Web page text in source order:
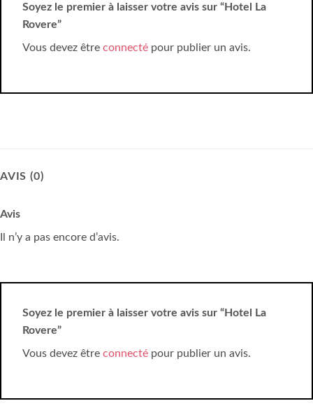
Soyez le premier à laisser votre avis sur “Hotel La
Rovere”
Vous devez être connecté pour publier un avis.
AVIS (0)
Avis
Il n’y a pas encore d’avis.
Soyez le premier à laisser votre avis sur “Hotel La
Rovere”
Vous devez être connecté pour publier un avis.